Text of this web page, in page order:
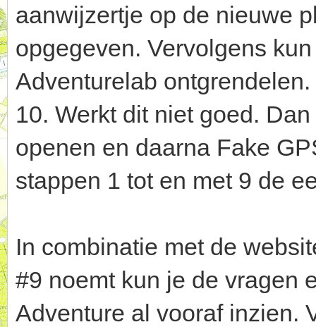
aanwijzertje op de nieuwe
opgegeven. Vervolgens
Adventurelab ontgrendelen.
10. Werkt dit niet goed.
openen en daarna Fake
stappen 1 tot en met 9 de
In combinatie met de
#9 noemt kun je de vragen
Adventure al vooraf inzien.